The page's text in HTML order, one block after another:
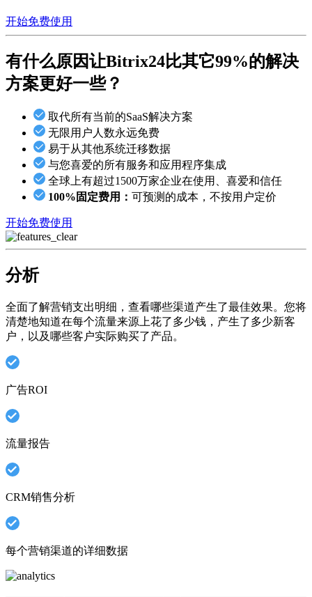
开始免费使用
有什么原因让Bitrix24比其它99%的解决
方案更好一些？
取代所有当前的SaaS解决方案
无限用户人数永远免费
易于从其他系统迁移数据
与您喜爱的所有服务和应用程序集成
全球上有超过1500万家企业在使用、喜爱和信任
100%固定费用： 可预测的成本，不按用户定价
开始免费使用
分析
全面了解营销支出明细，查看哪些渠道产生了最佳效果。您将
清楚地知道在每个流量来源上花了多少钱，产生了多少新客
户，以及哪些客户实际购买了产品。
广告ROI
流量报告
CRM销售分析
每个营销渠道的详细数据